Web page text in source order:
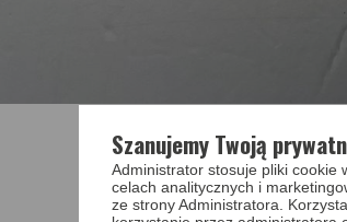
Strona główna›Blog›Naprawa
Jesteś ciekawy, jak
Szanujemy Twoją
Administrator stosuje pliki cookie
celach analitycznych i
ze strony Administratora.